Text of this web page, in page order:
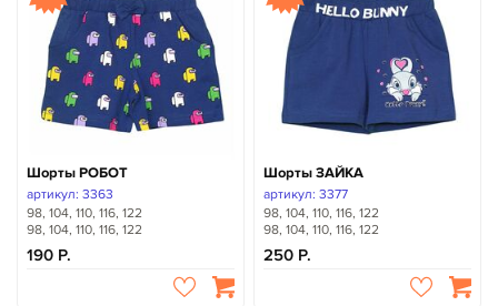
Шорты РОБОТ
артикул: 3363
98, 104, 110, 116, 122
98, 104, 110, 116, 122
190
Шорты ЗАЙКА
артикул: 3377
98, 104, 110, 116, 122
98, 104, 110, 116, 122
250